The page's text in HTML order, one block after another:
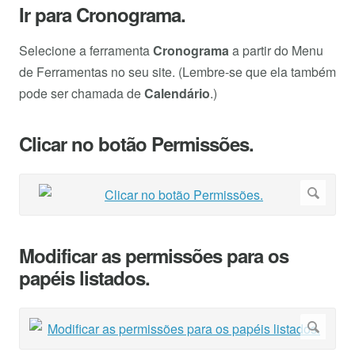
Ir para Cronograma.
Selecione a ferramentaCronogramaa partir do Menu
de Ferramentas no seu site. (Lembre-se que ela também
pode ser chamada deCalendário.)
Clicar no botão Permissões.
Modificar as permissões para os
papéis listados.